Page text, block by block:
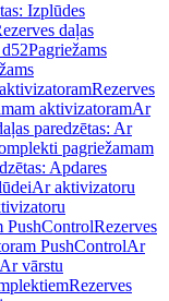
Izplūdes
daļas
Pagriežams
Rezerves
aktivizatoramAr
paredzētas: Ar
pagriežamam
Apdares
Ar aktivizatoru
PushControlRezerves
PushControlAr
vārstu
Rezerves